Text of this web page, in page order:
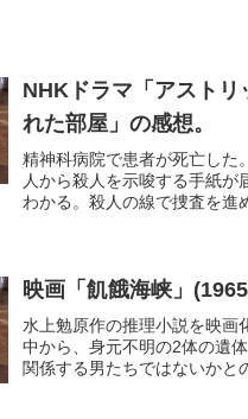
NHKドラマ「アスト
れた部屋」の感想。
精神科病院で患者が死亡した
人から殺人を示唆する手紙
わかる。殺人の線で捜査を進
映画「飢餓海峡」
水上勉原作の推理小説を映画
中から、身元不明の2体の遺
関係する男たちではないかと